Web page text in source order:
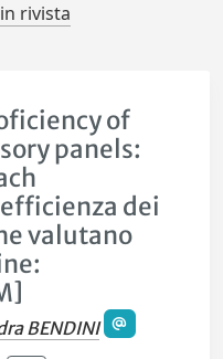
rivista
of
panels:
dei
valutano
BENDINI